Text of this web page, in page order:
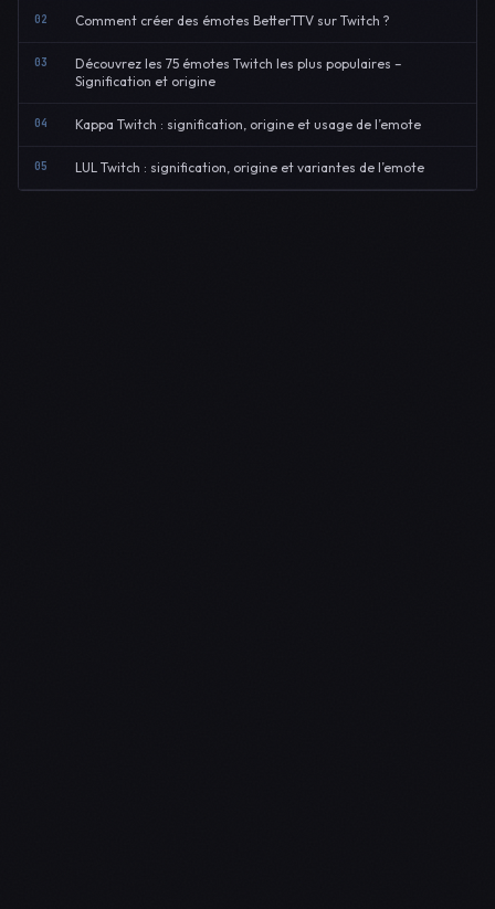
02 Comment créer des émotes BetterTTV sur Twitch ?
03
Découvrez les 75 émotes Twitch les plus populaires –
Signification et origine
04 Kappa Twitch : signification, origine et usage de l’emote
05 LUL Twitch : signification, origine et variantes de l’emote